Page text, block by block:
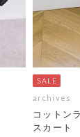
archives
コットン
スカート